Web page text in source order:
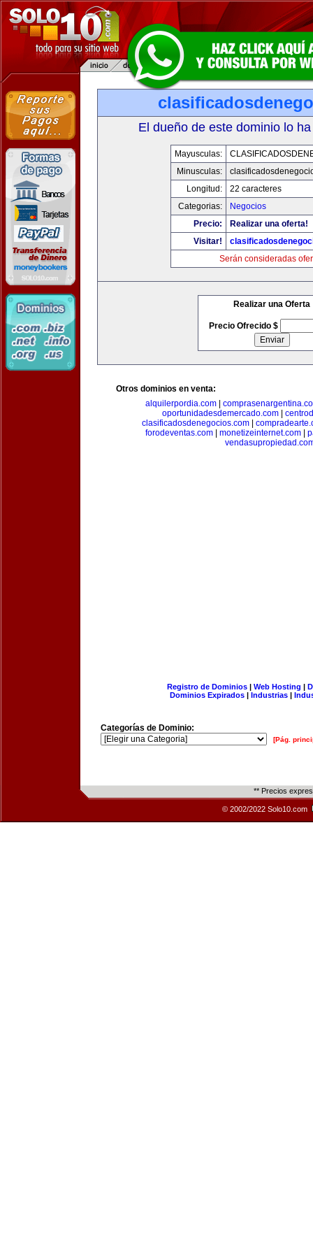
El dueño de este dominio lo
Mayusculas:
Minusculas:
Longitud:
22 caracteres
Categorias:
Negocios
Precio:
Realizar una oferta!
Visitar!
Serán consideradas
Realizar una Oferta
Precio Ofrecido $
Otros dominios en venta:
alquilerpordia.com
oportunidadesdemercado.com
clasificadosdenegocios.com|
forodeventas.com| monetizeinternet.com|
Registro de Dominios| Web Hosting |
Dominios Expirados | Industrias |
Categorías de Dominio:
[Pág.
** Precios
© 2002/2022 Solo10.com